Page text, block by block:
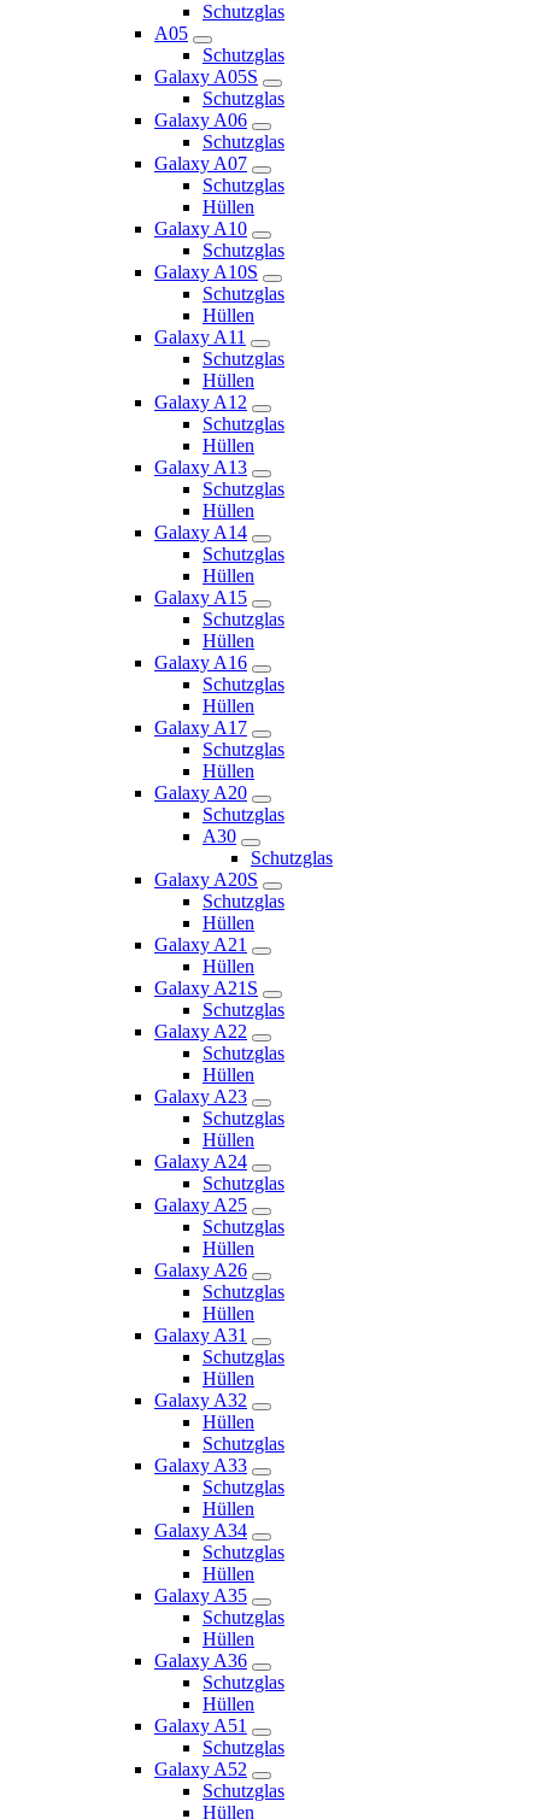
Schutzglas
A05
Schutzglas
Galaxy A05S
Schutzglas
Galaxy A06
Schutzglas
Galaxy A07
Schutzglas
Hüllen
Galaxy A10
Schutzglas
Galaxy A10S
Schutzglas
Hüllen
Galaxy A11
Schutzglas
Hüllen
Galaxy A12
Schutzglas
Hüllen
Galaxy A13
Schutzglas
Hüllen
Galaxy A14
Schutzglas
Hüllen
Galaxy A15
Schutzglas
Hüllen
Galaxy A16
Schutzglas
Hüllen
Galaxy A17
Schutzglas
Hüllen
Galaxy A20
Schutzglas
A30
Schutzglas
Galaxy A20S
Schutzglas
Hüllen
Galaxy A21
Hüllen
Galaxy A21S
Schutzglas
Galaxy A22
Schutzglas
Hüllen
Galaxy A23
Schutzglas
Hüllen
Galaxy A24
Schutzglas
Galaxy A25
Schutzglas
Hüllen
Galaxy A26
Schutzglas
Hüllen
Galaxy A31
Schutzglas
Hüllen
Galaxy A32
Hüllen
Schutzglas
Galaxy A33
Schutzglas
Hüllen
Galaxy A34
Schutzglas
Hüllen
Galaxy A35
Schutzglas
Hüllen
Galaxy A36
Schutzglas
Hüllen
Galaxy A51
Schutzglas
Galaxy A52
Schutzglas
Hüllen